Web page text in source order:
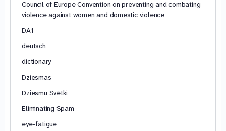
Council of Europe Convention on preventing and combating
violence against women and domestic violence
DA1
deutsch
dictionary
Dziesmas
Dziesmu Svētki
Eliminating Spam
eye-fatigue